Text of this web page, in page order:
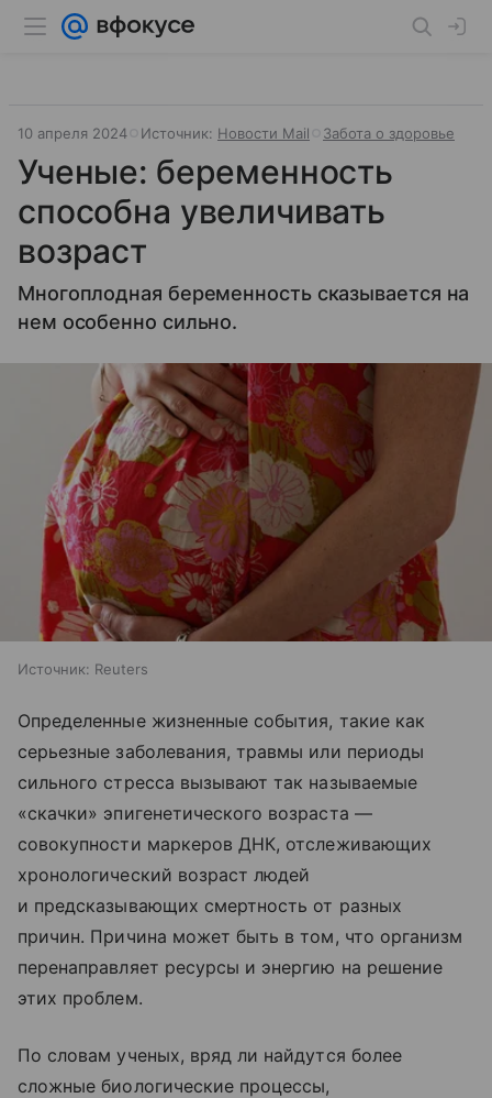
10 апреля 2024 Источник: Новости Mail Забота о здоровье
Ученые: беременность
способна увеличивать
возраст
Многоплодная беременность сказывается на
нем особенно сильно.
Источник: Reuters
Определенные жизненные события, такие как
серьезные заболевания, травмы или периоды
сильного стресса вызывают так называемые
«скачки» эпигенетического возраста —
совокупности маркеров ДНК, отслеживающих
хронологический возраст людей
и предсказывающих смертность от разных
причин. Причина может быть в том, что организм
перенаправляет ресурсы и энергию на решение
этих проблем.
По словам ученых, вряд ли найдутся более
сложные биологические процессы,